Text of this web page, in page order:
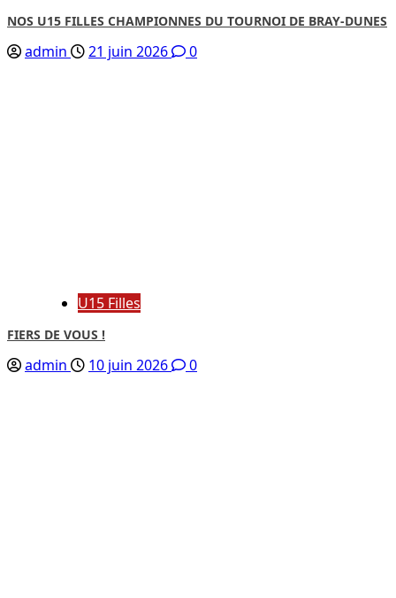
NOS U15 FILLES CHAMPIONNES DU TOURNOI DE BRAY-DUNES
admin 21 juin 2026 0
U15 Filles
FIERS DE VOUS !
admin 10 juin 2026 0